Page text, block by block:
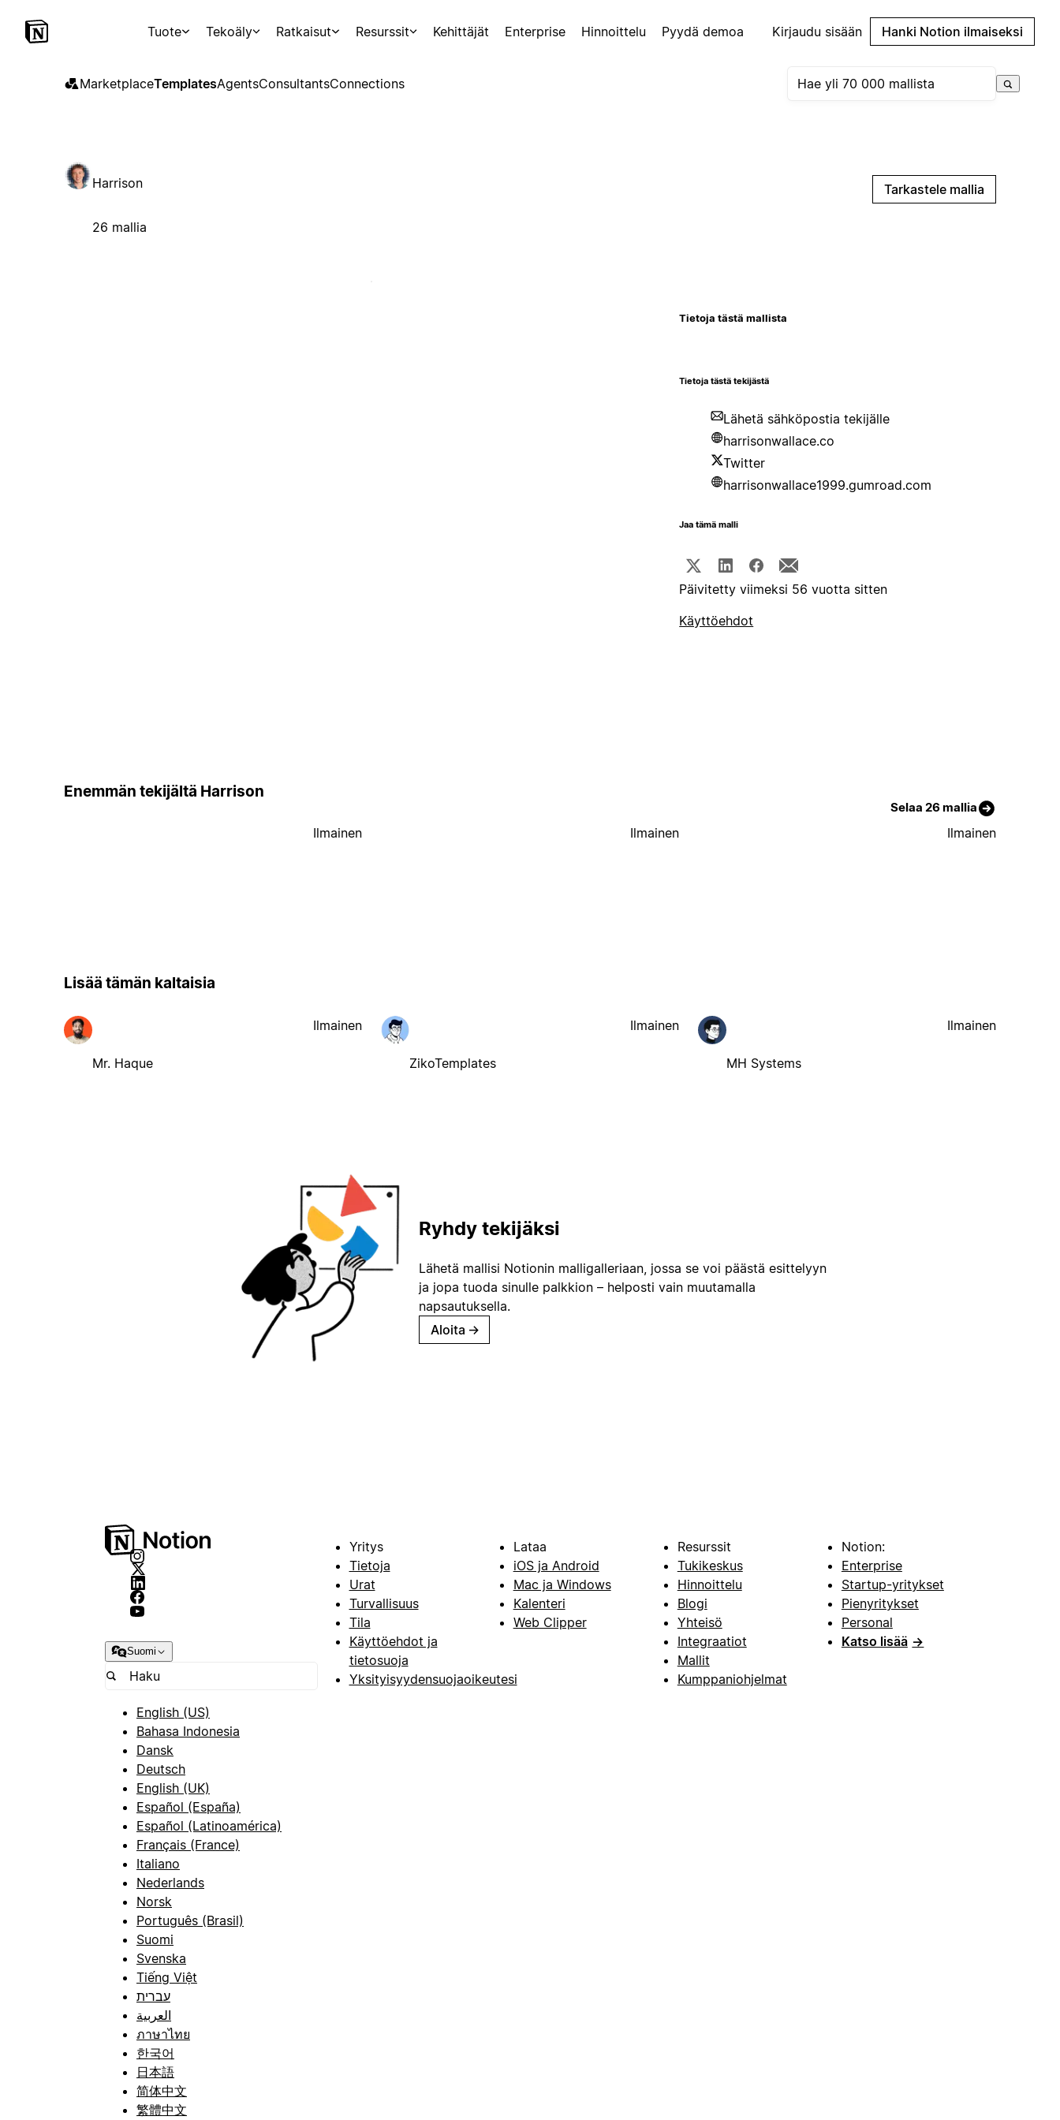
Tuote Tekoäly Ratkaisut Resurssit Kehittäjät Enterprise Hinnoittelu Pyydä demoa Kirjaudu sisään Hanki Notion ilmaiseksi
MarketplaceTemplatesAgentsConsultantsConnections
Harrison
26 mallia
Tarkastele mallia
Tietoja tästä mallista
Tietoja tästä tekijästä
Lähetä sähköpostia tekijälle
harrisonwallace.co
Twitter
harrisonwallace1999.gumroad.com
Jaa tämä malli
Päivitetty viimeksi 56 vuotta sitten
Käyttöehdot
Enemmän tekijältä Harrison
Selaa 26 mallia
Ilmainen Ilmainen Ilmainen
Lisää tämän kaltaisia
Mr. Haque
Ilmainen
ZikoTemplates
Ilmainen
MH Systems
Ilmainen
Ryhdy tekijäksi
Lähetä mallisi Notionin malligalleriaan, jossa se voi päästä esittelyyn
ja jopa tuoda sinulle palkkion – helposti vain muutamalla
napsautuksella.
Aloita →
Suomi
English (US)
Bahasa Indonesia
Dansk
Deutsch
English (UK)
Español (España)
Español (Latinoamérica)
Français (France)
Italiano
Nederlands
Norsk
Português (Brasil)
Suomi
Svenska
Tiếng Việt
עברית
العربية
ภาษาไทย
한국어
日本語
简体中文
繁體中文
Yritys
Tietoja
Urat
Turvallisuus
Tila
Käyttöehdot ja
tietosuoja
Yksityisyydensuojaoikeutesi
Lataa
iOS ja Android
Mac ja Windows
Kalenteri
Web Clipper
Resurssit
Tukikeskus
Hinnoittelu
Blogi
Yhteisö
Integraatiot
Mallit
Kumppaniohjelmat
Notion:
Enterprise
Startup-yritykset
Pienyritykset
Personal
Katso lisää →